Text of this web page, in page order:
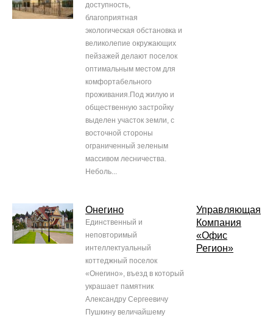
доступность,
благоприятная
экологическая обстановка и
великолепие окружающих
пейзажей делают поселок
оптимальным местом для
комфортабельного
проживания.Под жилую и
общественную застройку
выделен участок земли, с
восточной стороны
ограниченный зеленым
массивом лесничества.
Неболь...
Онегино
Единственный и
неповторимый
интеллектуальный
коттеджный поселок
«Онегино», въезд в который
украшает памятник
Александру Сергеевичу
Пушкину величайшему
Управляющая
Компания
«Офис
Регион»